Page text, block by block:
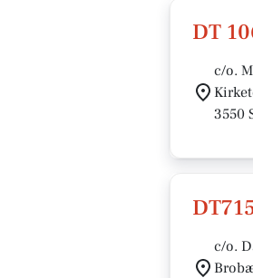
DT
c/o.
3550
c/o.